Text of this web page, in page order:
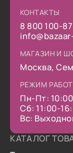
КОНТАКТЫ
8 800 100-
МАГАЗИН И
Москва,
РЕЖИМ
Пн-Пт:
Сб: 11:00-
Вс:
КАТАЛОГ